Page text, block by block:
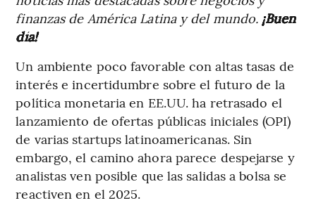
finanzas de América Latina y del mundo. ¡Buen
día!
Un ambiente poco favorable con altas tasas de
interés e incertidumbre sobre el futuro de la
política monetaria en EE.UU. ha retrasado el
lanzamiento de ofertas públicas iniciales (OPI)
de varias startups latinoamericanas. Sin
embargo, el camino ahora parece despejarse y
analistas ven posible que las salidas a bolsa se
reactiven en el 2025.